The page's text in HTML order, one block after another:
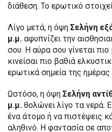
διάθεση. Το ερωτικό
Λίγο μετά, η όψη Σελήνη
μ.μ. αφυπνίζει την
σου. Η αύρα σου γίνεται
κινείσαι πιο βαθιά
ερωτικά σημεία της ημέρας
Ωστόσο, η όψη Σελήνη
μ.μ. θολώνει λίγο τα νερά.
ένα άτομο ή να πιστέψεις
αληθινό. Η φαντασία σε